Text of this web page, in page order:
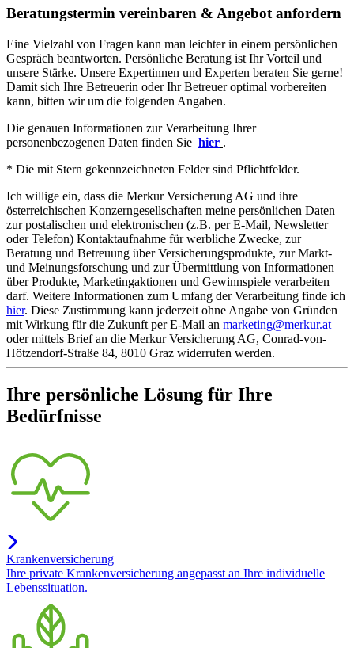
Beratungstermin vereinbaren & Angebot anfordern
Eine Vielzahl von Fragen kann man leichter in einem persönlichen
Gespräch beantworten. Persönliche Beratung ist Ihr Vorteil und
unsere Stärke. Unsere Expertinnen und Experten beraten Sie gerne!
Damit sich Ihre Betreuerin oder Ihr Betreuer optimal vorbereiten
kann, bitten wir um die folgenden Angaben.
Die genauen Informationen zur Verarbeitung Ihrer
personenbezogenen Daten finden Sie hier .
* Die mit Stern gekennzeichneten Felder sind Pflichtfelder.
Ich willige ein, dass die Merkur Versicherung AG und ihre
österreichischen Konzerngesellschaften meine persönlichen Daten
zur postalischen und elektronischen (z.B. per E-Mail, Newsletter
oder Telefon) Kontaktaufnahme für werbliche Zwecke, zur
Beratung und Betreuung über Versicherungsprodukte, zur Markt-
und Meinungsforschung und zur Übermittlung von Informationen
über Produkte, Marketingaktionen und Gewinnspiele verarbeiten
darf. Weitere Informationen zum Umfang der Verarbeitung finde ich
hier. Diese Zustimmung kann jederzeit ohne Angabe von Gründen
mit Wirkung für die Zukunft per E-Mail an marketing@merkur.at
oder mittels Brief an die Merkur Versicherung AG, Conrad-von-
Hötzendorf-Straße 84, 8010 Graz widerrufen werden.
Ihre persönliche Lösung für Ihre
Bedürfnisse
Krankenversicherung
Ihre private Krankenversicherung angepasst an Ihre individuelle
Lebenssituation.